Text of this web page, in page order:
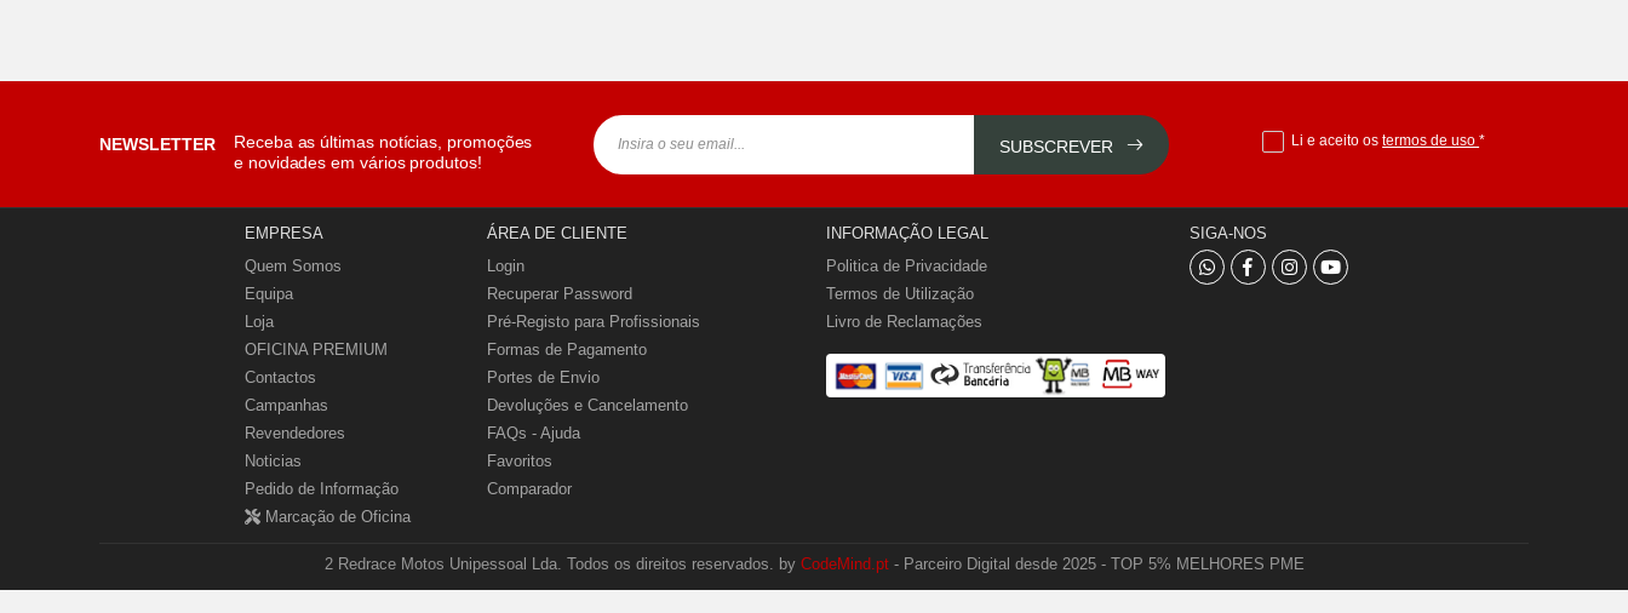
NEWSLETTER
Receba as últimas notícias, promoções
e novidades em vários produtos!
SUBSCREVER Li e aceito ostermos de uso*
EMPRESA
Quem Somos
Equipa
Loja
OFICINA PREMIUM
Contactos
Campanhas
Revendedores
Noticias
Pedido de Informação
Marcação de Oficina
ÁREA DE CLIENTE
Login
Recuperar Password
Pré-Registo para Profissionais
Formas de Pagamento
Portes de Envio
Devoluções e Cancelamento
FAQs - Ajuda
Favoritos
Comparador
INFORMAÇÃO LEGAL
Politica de Privacidade
Termos de Utilização
Livro de Reclamações
SIGA-NOS
2 Redrace Motos Unipessoal Lda. Todos os direitos reservados. by CodeMind.pt- Parceiro Digital desde 2025 - TOP 5% MELHORES PME